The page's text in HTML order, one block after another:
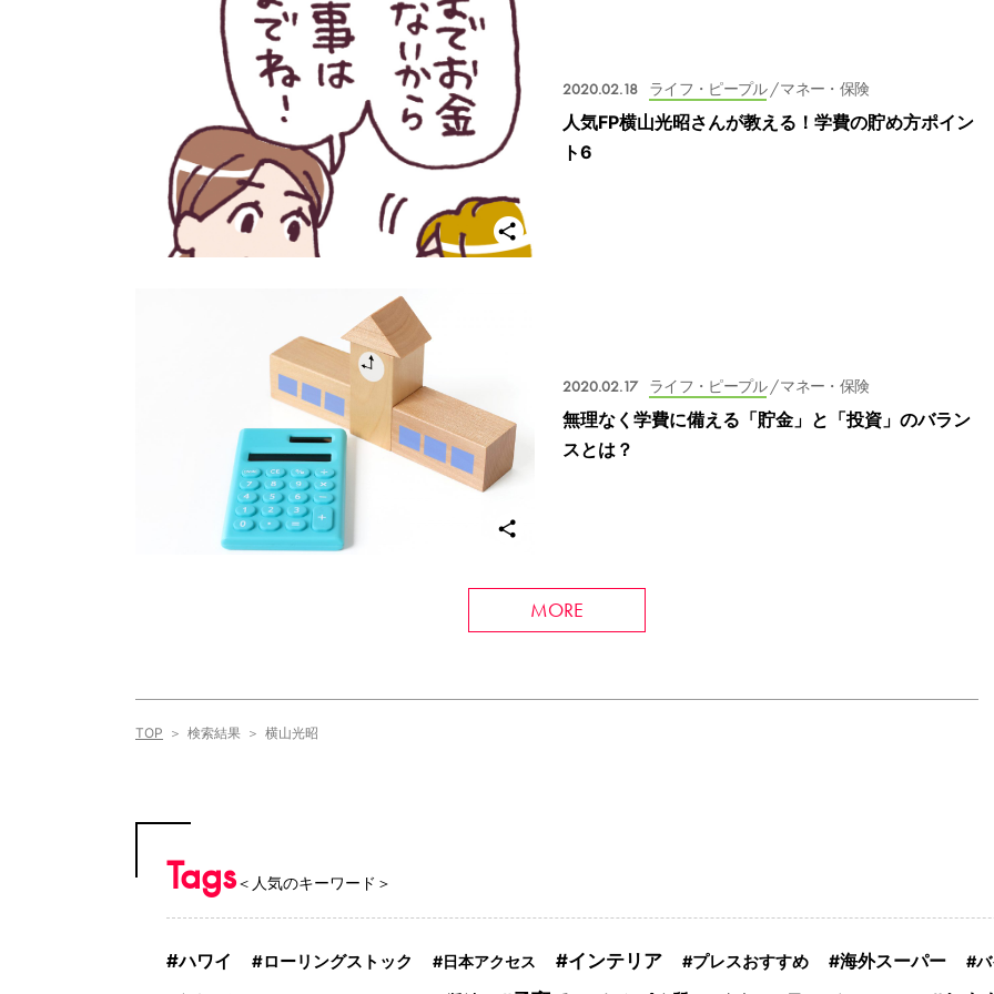
2020.02.18 ライフ・ピープル/ マネー・保険
人気FP横山光昭さんが教える！学費の貯め方ポイン
ト6
2020.02.17 ライフ・ピープル/ マネー・保険
無理なく学費に備える「貯金」と「投資」のバラン
スとは？
MORE
TOP 検索結果 横山光昭
Tags＜人気のキーワード＞
ハワイ ローリングストック 日本アクセス インテリア プレスおすすめ 海外スーパー